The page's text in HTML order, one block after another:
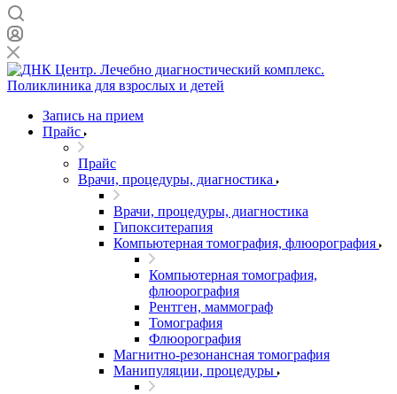
Запись на прием
Прайс
Прайс
Врачи, процедуры, диагностика
Врачи, процедуры, диагностика
Гипокситерапия
Компьютерная томография, флюорография
Компьютерная томография,
флюорография
Рентген, маммограф
Томография
Флюорография
Магнитно-резонансная томография
Манипуляции, процедуры